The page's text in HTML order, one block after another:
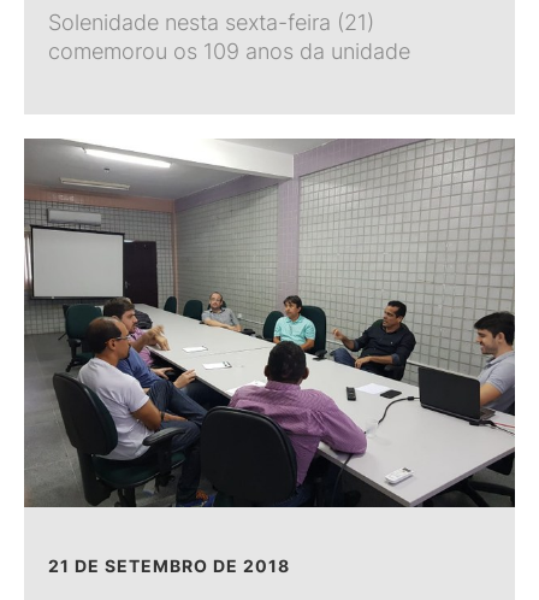
Solenidade nesta sexta-feira (21)
comemorou os 109 anos da unidade
21 DE SETEMBRO DE 2018